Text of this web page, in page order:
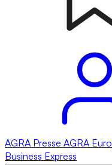
AGRA Presse AGRA
Business Express